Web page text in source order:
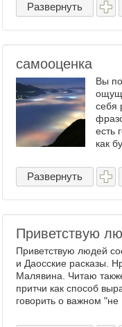
Развернуть
самооценка
Вы
себя
есть
как
Развернуть
Приветствую
Приветствую людей
и Даосские расказы.
Малявина. Читаю
притчи как способ
говорить о важном "не